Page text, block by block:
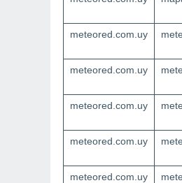
meteored.com.uy
meteored.com.uy
meteored.com.uy
meteored.com.uy
meteored.com.uy